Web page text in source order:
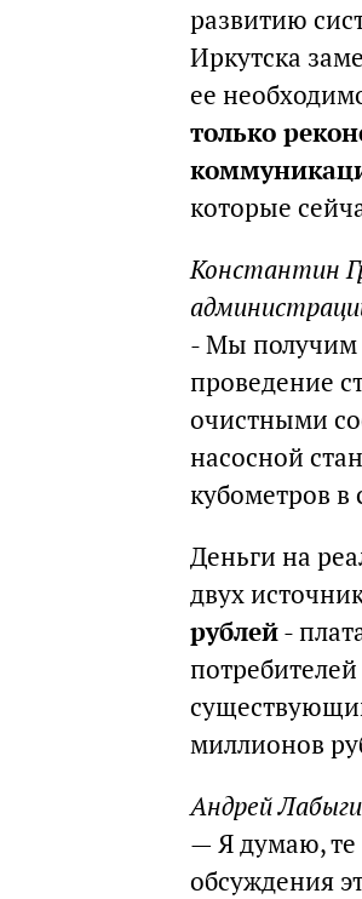
развитию
Иркутска
ее
только
которые
Константин
- Мы получим
проведение
очистными
насосной
кубометров в
Деньги на
двух
рублей-
миллионов
Андрей
— Я думаю, те
обсуждения